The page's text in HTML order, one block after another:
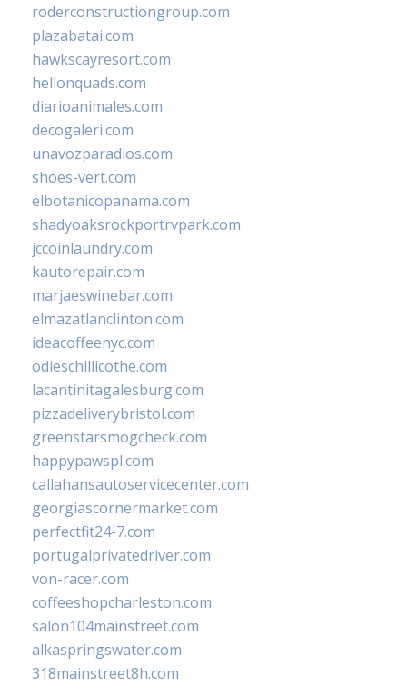
roderconstructiongroup.com
plazabatai.com
hawkscayresort.com
hellonquads.com
diarioanimales.com
decogaleri.com
unavozparadios.com
shoes-vert.com
elbotanicopanama.com
shadyoaksrockportrvpark.com
jccoinlaundry.com
kautorepair.com
marjaeswinebar.com
elmazatlanclinton.com
ideacoffeenyc.com
odieschillicothe.com
lacantinitagalesburg.com
pizzadeliverybristol.com
greenstarsmogcheck.com
happypawspl.com
callahansautoservicecenter.com
georgiascornermarket.com
perfectfit24-7.com
portugalprivatedriver.com
von-racer.com
coffeeshopcharleston.com
salon104mainstreet.com
alkaspringswater.com
318mainstreet8h.com